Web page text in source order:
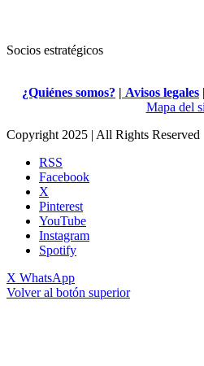
Socios estratégicos
¿Quiénes somos? | Avisos legales |
Mapa del
Copyright 2025 | All Rights Reserved
RSS
Facebook
X
Pinterest
YouTube
Instagram
Spotify
X WhatsApp
Volver al botón superior